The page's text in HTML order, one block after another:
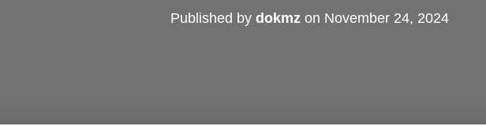
Published by dokmzon November 24, 2024